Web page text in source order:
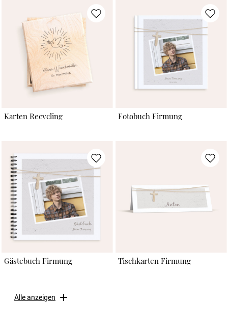
Karten Recycling Fotobuch Firmung
Gästebuch Firmung Tischkarten Firmung
Alle anzeigen